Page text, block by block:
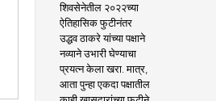
शिवसेनेतील २०२२च्या
ऐतिहासिक फुटीनंतर
उद्धव ठाकरे यांच्या पक्षाने
नव्याने उभारी घेण्याचा
प्रयत्न केला खरा. मात्र,
आता पुन्हा एकदा पक्षातील